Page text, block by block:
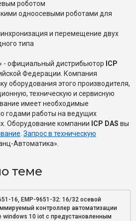
роботом
одноосевыми роботами для
и перемещение двух
типа
- официальный дистрибьютор ICP
Федерации. Компания
оборудования этого производителя,
техническую и сервисную
имеет необходимые
годами работы на ведущих
Оборудование компании ICP DAS вы
Запрос в техническую
Автоматика».
теме
16, EMP-9651-32: 16/32 осевой
контроллер автоматизации
windows 10 iot с предустановленным